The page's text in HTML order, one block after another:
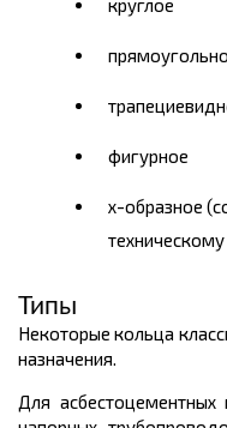
круглое
фигурное
х-образное
Типы
Некоторые кольца
назначения.
Для